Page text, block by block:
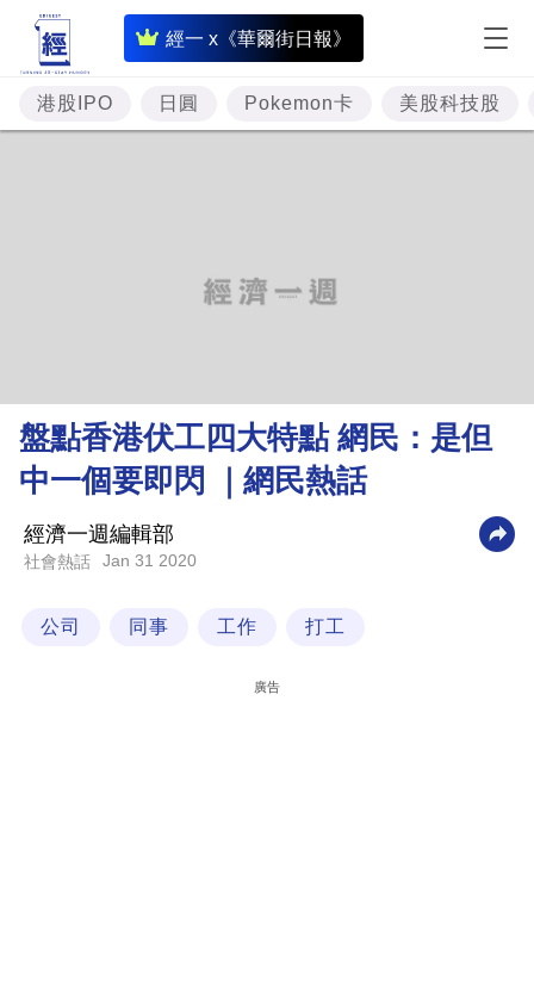
經一 x《華爾街日報》
即
時
財
經
理
財
商
業
科
港股IPO 日圓 Pokemon卡 美股科技股
盤點香港伏工四大特點 網民：是但
中一個要即閃 ｜網民熱話
經濟一週編輯部
社會熱話 Jan 31 2020
公司 同事 工作 打工
廣告